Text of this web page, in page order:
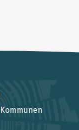
Kommunen